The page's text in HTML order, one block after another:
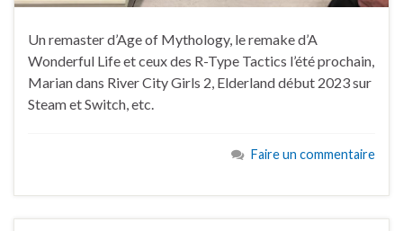
Un remaster d’Age of Mythology, le remake d’A
Wonderful Life et ceux des R-Type Tactics l’été prochain,
Marian dans River City Girls 2, Elderland début 2023 sur
Steam et Switch, etc.
Faire un commentaire